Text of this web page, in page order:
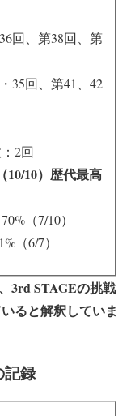
回、第38回、第
35回、第41、42
2回
10/10）歴代最高
（7/10）
（6/7）
3rd STAGEの挑戦
ると解釈していま
記録